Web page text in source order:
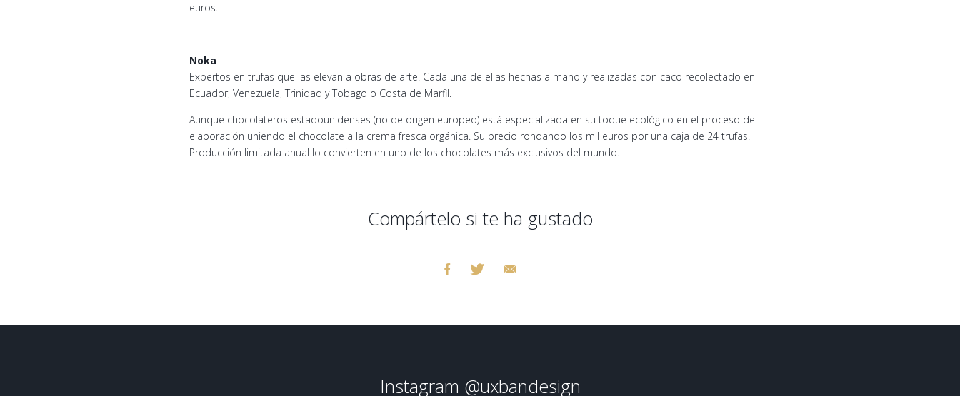
euros.
Noka
Expertos en trufas que las elevan a obras de arte. Cada una de ellas hechas a mano y realizadas con caco recolectado en
Ecuador, Venezuela, Trinidad y Tobago o Costa de Marfil.
Aunque chocolateros estadounidenses (no de origen europeo) está especializada en su toque ecológico en el proceso de
elaboración uniendo el chocolate a la crema fresca orgánica. Su precio rondando los mil euros por una caja de 24 trufas.
Producción limitada anual lo convierten en uno de los chocolates más exclusivos del mundo.
Compártelo si te ha gustado
Instagram @uxbandesign